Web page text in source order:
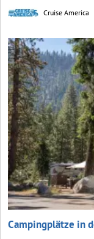
Cruise America
Campingplätze in